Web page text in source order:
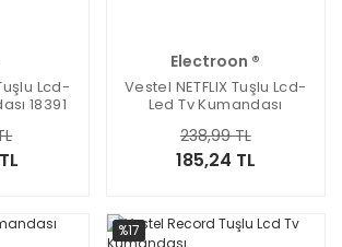
Lcd-
18391
Electroon ®
Vestel NETFLIX Tuşlu Lcd-
Led Tv Kumandası
185,24 TL
238,99 TL
%17